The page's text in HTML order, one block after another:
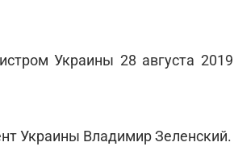
Украины 28 августа 2019
Украины Владимир Зеленский.